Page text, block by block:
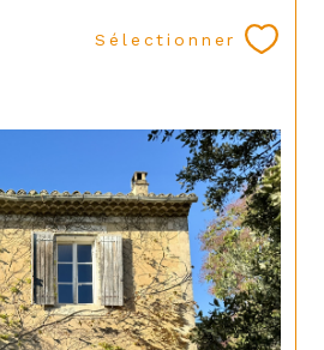
Sélectionner